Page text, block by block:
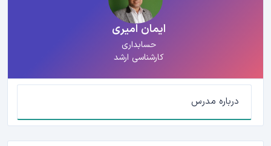
ایمان امیری
حسابداری
کارشناسی ارشد
درباره مدرس